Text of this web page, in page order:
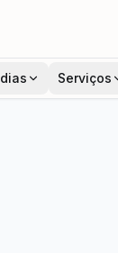
Serviços